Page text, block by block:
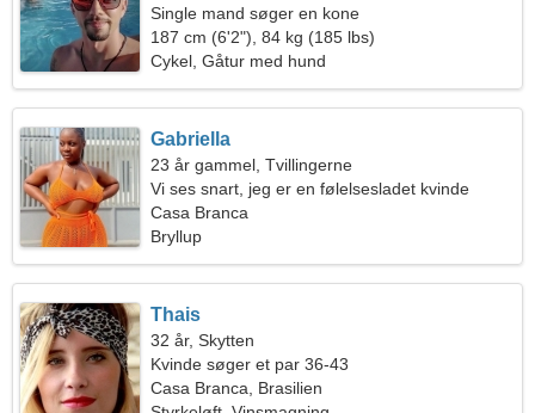
Single mand søger en kone
187 cm (6'2"), 84 kg (185 lbs)
Cykel, Gåtur med hund
Gabriella
23 år gammel, Tvillingerne
Vi ses snart, jeg er en følelsesladet kvinde
Casa Branca
Bryllup
Thais
32 år, Skytten
Kvinde søger et par 36-43
Casa Branca, Brasilien